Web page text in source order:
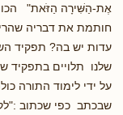
אֶת-הַשִּׁירָה הַזֹּאת"
חותמת את דבריה שהרי
עדות יש בה? תפקיד
שלנו תלויים בתפקיד
על ידי לימוד התורה
שבכתב כפי שכתוב